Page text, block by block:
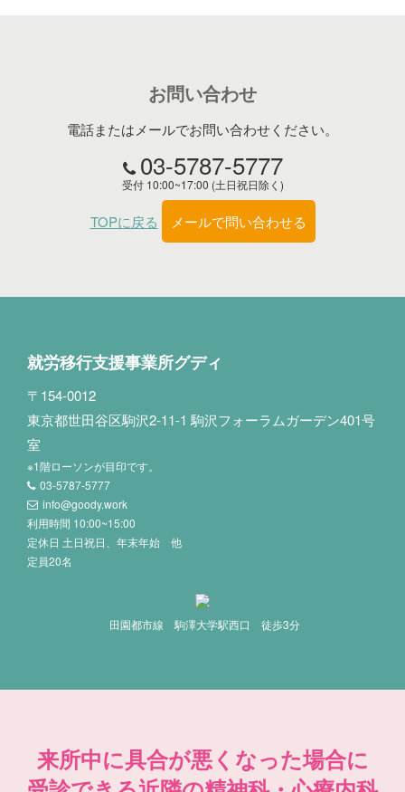
お問い合わせ
電話またはメールでお問い合わせください。
03-5787-5777
受付 10:00~17:00 (土日祝日除く)
TOPに戻る メールで問い合わせる
就労移行支援事業所グディ
〒154-0012
東京都世田谷区駒沢2-11-1 駒沢フォーラムガーデン401号
室
※1階ローソンが目印です。
03-5787-5777
info@goody.work
利用時間 10:00~15:00
定休日 土日祝日、年末年始 他
定員20名
田園都市線 駒澤大学駅西口 徒歩3分
来所中に具合が悪くなった場合に